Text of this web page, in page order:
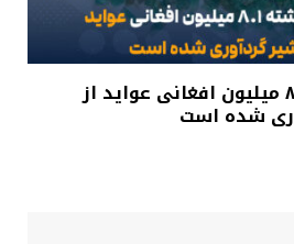
در پنج ماه گذشته ۸.۱ میلیون افغانی عواید از
شده است